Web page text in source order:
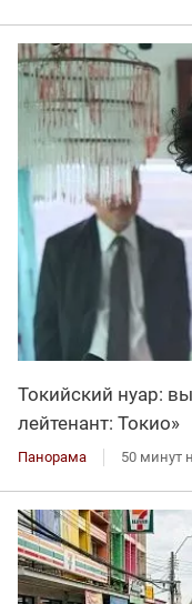
Токийский нуар:
лейтенант: Токио»
Панорама 50 минут